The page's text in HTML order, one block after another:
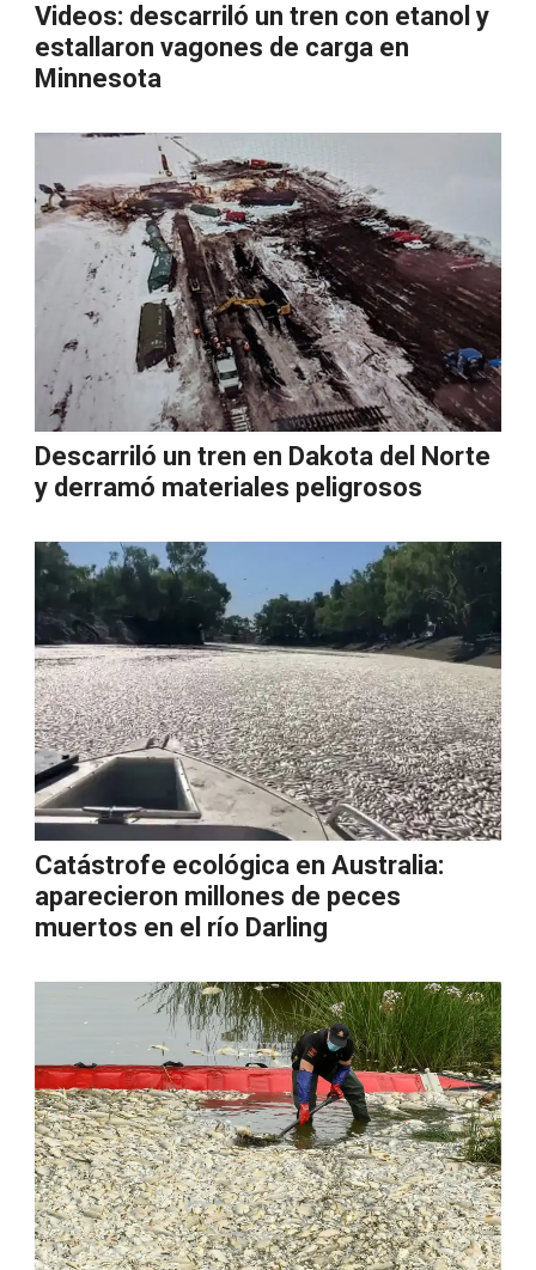
Videos: descarriló un tren con etanol y
estallaron vagones de carga en
Minnesota
Descarriló un tren en Dakota del Norte
y derramó materiales peligrosos
Catástrofe ecológica en Australia:
aparecieron millones de peces
muertos en el río Darling